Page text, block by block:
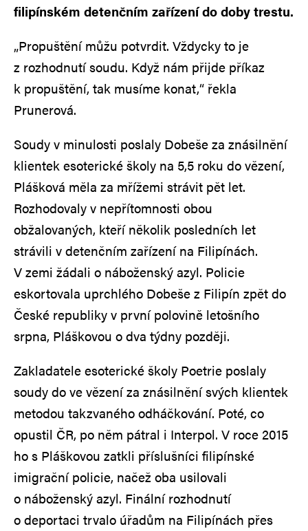
filipínském detenčním zařízení do doby trestu.
„Propuštění můžu potvrdit. Vždycky to je
z rozhodnutí soudu. Když nám přijde příkaz
k propuštění, tak musíme konat,“ řekla
Prunerová.
Soudy v minulosti poslaly Dobeše za znásilnění
klientek esoterické školy na 5,5 roku do vězení,
Plášková měla za mřížemi strávit pět let.
Rozhodovaly v nepřítomnosti obou
obžalovaných, kteří několik posledních let
strávili v detenčním zařízení na Filipínách.
V zemi žádali o náboženský azyl. Policie
eskortovala uprchlého Dobeše z Filipín zpět do
České republiky v první polovině letošního
srpna, Pláškovou o dva týdny později.
Zakladatele esoterické školy Poetrie poslaly
soudy do ve vězení za znásilnění svých klientek
metodou takzvaného odháčkování. Poté, co
opustil ČR, po něm pátral i Interpol. V roce 2015
ho s Pláškovou zatkli příslušníci filipínské
imigrační policie, načež oba usilovali
o náboženský azyl. Finální rozhodnutí
o deportaci trvalo úřadům na Filipínách přes